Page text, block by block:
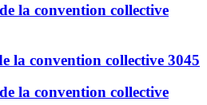
la convention collective
la convention collective 3045
la convention collective